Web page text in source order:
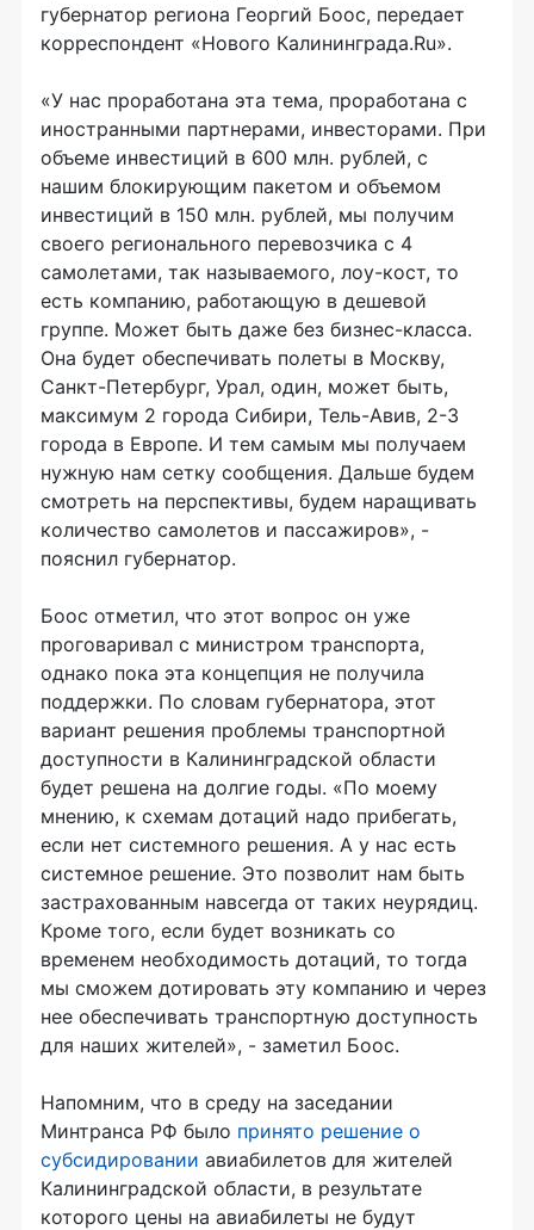
губернатор региона Георгий Боос, передает
корреспондент «Нового Калининграда.Ru».
«У нас проработана эта тема, проработана с
иностранными партнерами, инвесторами. При
объеме инвестиций в 600 млн. рублей, с
нашим блокирующим пакетом и объемом
инвестиций в 150 млн. рублей, мы получим
своего регионального перевозчика с 4
самолетами, так называемого, лоу-кост, то
есть компанию, работающую в дешевой
группе. Может быть даже без бизнес-класса.
Она будет обеспечивать полеты в Москву,
Санкт-Петербург, Урал, один, может быть,
максимум 2 города Сибири, Тель-Авив, 2-3
города в Европе. И тем самым мы получаем
нужную нам сетку сообщения. Дальше будем
смотреть на перспективы, будем наращивать
количество самолетов и пассажиров», -
пояснил губернатор.
Боос отметил, что этот вопрос он уже
проговаривал с министром транспорта,
однако пока эта концепция не получила
поддержки. По словам губернатора, этот
вариант решения проблемы транспортной
доступности в Калининградской области
будет решена на долгие годы. «По моему
мнению, к схемам дотаций надо прибегать,
если нет системного решения. А у нас есть
системное решение. Это позволит нам быть
застрахованным навсегда от таких неурядиц.
Кроме того, если будет возникать со
временем необходимость дотаций, то тогда
мы сможем дотировать эту компанию и через
нее обеспечивать транспортную доступность
для наших жителей», - заметил Боос.
Напомним, что в среду на заседании
Минтранса РФ было принято решение о
субсидировании авиабилетов для жителей
Калининградской области, в результате
которого цены на авиабилеты не будут